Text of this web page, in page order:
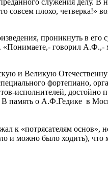
совсем плохо, четверка!»
проникнуть в его
«Понимаете,- говорил А.Ф.,-
и Великую
фортепиано,
исполнителей,
В память о А.Ф.Гедике в
к «потрясателям основ»,
и можно было ходить), что